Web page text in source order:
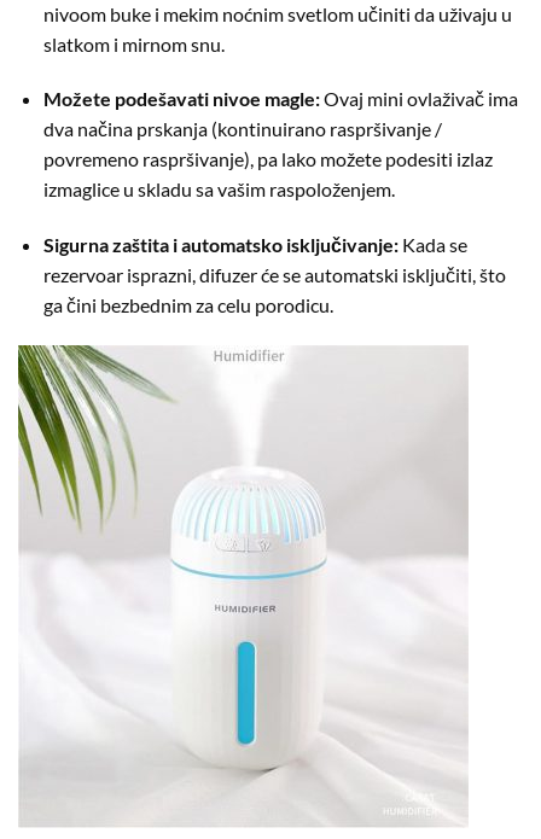
nivoom buke i mekim noćnim svetlom učiniti da uživaju u
slatkom i mirnom snu.
Možete podešavati nivoe magle:Ovaj mini ovlaživač ima
dva načina prskanja (kontinuirano raspršivanje /
povremeno raspršivanje), pa lako možete podesiti izlaz
izmaglice u skladu sa vašim raspoloženjem.
Sigurna zaštita i automatsko isključivanje:Kada se
rezervoar isprazni, difuzer će se automatski isključiti, što
ga čini bezbednim za celu porodicu.